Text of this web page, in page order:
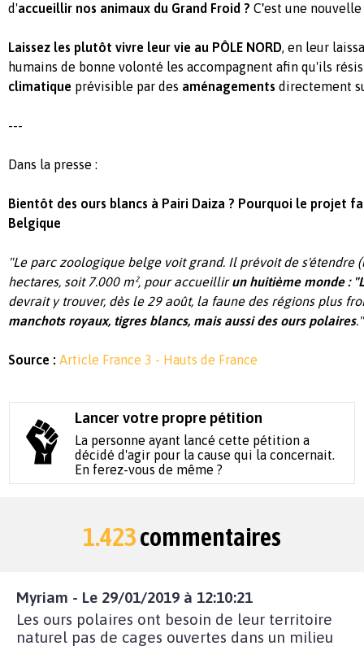
d'accueillir nos animaux du Grand Froid ? C'est une
Laissez les plutôt vivre leur vie au PÔLE NORD, en leur
humains de bonne volonté les accompagnent afin qu'ils
climatique prévisible par des aménagements directement
---
Dans la presse :
Bientôt des ours blancs à Pairi Daiza ? Pourquoi le projet
Belgique
"Le parc zoologique belge voit grand. Il prévoit de s'étendre
hectares, soit 7.000 m², pour accueillirun huitième monde :
devrait y trouver, dès le 29 août, la faune des régions plus
manchots royaux, tigres blancs, mais aussi des ours polaires."
Source : Article France 3 - Hauts de France
Lancer votre propre pétition
La personne ayant lancé cette pétition a
décidé d'agir pour la cause qui la concernait.
En ferez-vous de même ?
1.423commentaires
Myriam - Le 29/01/2019 à 12:10:21
Les ours polaires ont besoin de leur territoire
naturel pas de cages ouvertes dans un milieu